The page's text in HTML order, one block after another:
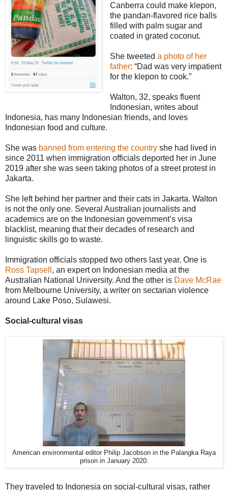
Canberra could make klepon,
the pandan-flavored rice balls
filled with palm sugar and
coated in grated coconut.
She tweeted a photo of her
father: “Dad was very impatient
for the klepon to cook.”
Walton, 32, speaks fluent
Indonesian, writes about
Indonesia, has many Indonesian friends, and loves
Indonesian food and culture.
She was banned from entering the country she had lived in
since 2011 when immigration officials deported her in June
2019 after she was seen taking photos of a street protest in
Jakarta.
She left behind her partner and their cats in Jakarta. Walton
is not the only one. Several Australian journalists and
academics are on the Indonesian government’s visa
blacklist, meaning that their decades of research and
linguistic skills go to waste.
Immigration officials stopped two others last year. One is
Ross Tapsell , an expert on Indonesian media at the
Australian National University. And the other is Dave McRae
from Melbourne University, a writer on sectarian violence
around Lake Poso, Sulawesi.
Social-cultural visas
American environmental editor Philip Jacobson in the Palangka Raya
prison in January 2020.
They traveled to Indonesia on social-cultural visas, rather